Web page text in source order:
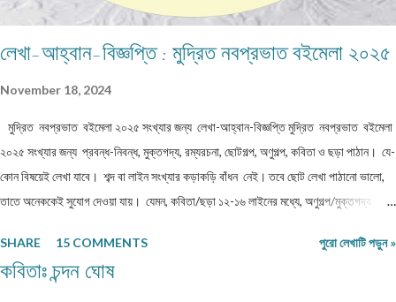
লেখা-আহ্বান-বিজ্ঞপ্তি : মুদ্রিত নবপ্রভাত বইমেলা ২০২৫
November 18, 2024
মুদ্রিত নবপ্রভাত বইমেলা ২০২৫ সংখ্যার জন্য লেখা-আহ্বান-বিজ্ঞপ্তি মুদ্রিত নবপ্রভাত বইমেলা
২০২৫ সংখ্যার জন্য প্রবন্ধ-নিবন্ধ, মুক্তগদ্য, রম্যরচনা, ছোটগল্প, অণুগল্প, কবিতা ও ছড়া পাঠান। যে-
কোন বিষয়েই লেখা যাবে। শব্দ বা লাইন সংখ্যার কড়াকড়ি বাঁধন নেই। তবে ছোট লেখা পাঠানো ভালো,
তাতে অনেককেই সুযোগ দেওয়া যায়। যেমন, কবিতা/ছড়া ১২-১৬ লাইনের মধ্যে, অণুগল্প/মুক্তগদ্য
বাঁধন 'অবশ্যমান্য' নয়। সম্পূর্ণ অপ্রকাশিত লেখা পাঠাতে হবে। মনোনয়নের সুবিধার্থে একাধিক লেখা
পাঠানো ভালো। তবে একই মেলেই দেবেন। একজন ব্যক্তি একান্ত প্রয়োজন ছাড়া একাধিক মেল করবেন
SHARE 15 COMMENTS পুরো লেখাটি পড়ুন »
কবিতাঃ চন্দন ঘোষ